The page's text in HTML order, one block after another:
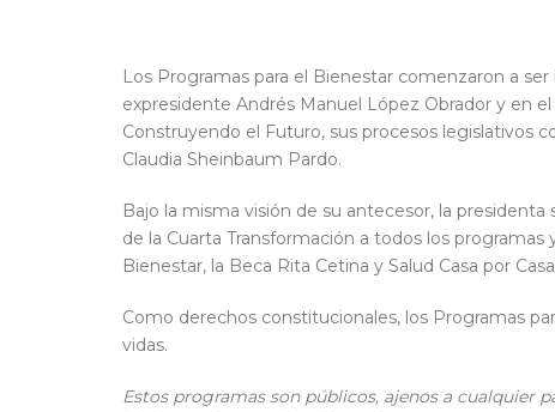
Los Programas para el Bienestar comenzaron a
expresidente Andrés Manuel López Obrador y en
Construyendo el Futuro, sus procesos legislativos
Claudia Sheinbaum Pardo.
Bajo la misma visión de su antecesor, la
de la Cuarta Transformación a todos los programas
Bienestar, la Beca Rita Cetina y Salud Casa por
Como derechos constitucionales, los Programas
vidas.
Estos programas son públicos, ajenos a cualquier